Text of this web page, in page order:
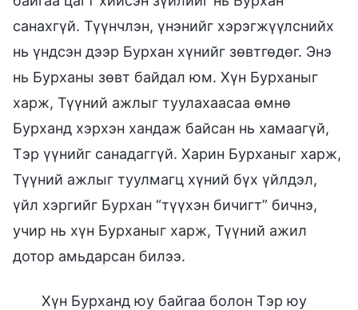
санахгүй. Түүнчлэн, үнэнийг хэрэгжүүлснийх
нь үндсэн дээр Бурхан хүнийг зөвтгөдөг. Энэ
нь Бурханы зөвт байдал юм. Хүн Бурханыг
харж, Түүний ажлыг туулахаасаа өмнө
Бурханд хэрхэн хандаж байсан нь хамаагүй,
Тэр үүнийг санадаггүй. Харин Бурханыг харж,
Түүний ажлыг туулмагц хүний бүх үйлдэл,
үйл хэргийг Бурхан “түүхэн бичигт” бичнэ,
учир нь хүн Бурханыг харж, Түүний ажил
дотор амьдарсан билээ.
Хүн Бурханд юу байгаа болон Тэр юу